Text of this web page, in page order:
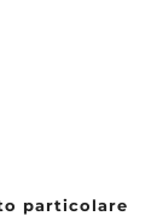
particolare